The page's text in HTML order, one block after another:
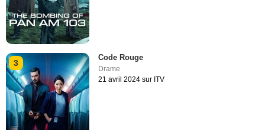
3
Code Rouge
Drame
21 avril 2024 sur ITV